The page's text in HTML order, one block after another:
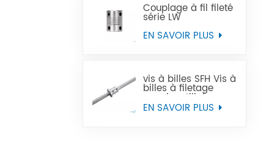
Couplage à fil fileté
série LW
EN SAVOIR PLUS
vis à billes SFH Vis à
billes à filetage
gauche utilisée
dans les machines-
outils à commande
EN SAVOIR PLUS